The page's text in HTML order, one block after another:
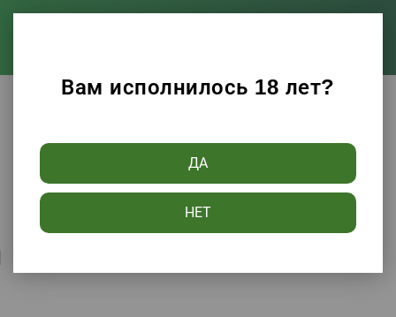
Вам исполнилось 18 лет?
ДА
НЕТ
Сортировать по: